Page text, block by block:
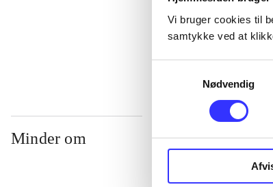
Vi bruger cookies til
samtykke ved at
Nødvendig
...
Minder om